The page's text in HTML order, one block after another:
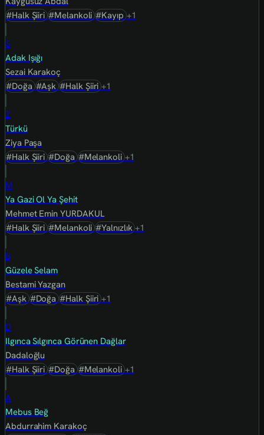
#Halk Şiiri#Melankoli#Kayıp+1
S
Adak Işığı
Sezai Karakoç
#Doğa#Aşk#Halk Şiiri+1
Z
Türkü
Ziya Paşa
#Halk Şiiri#Doğa#Melankoli+1
M
Ya Gazi Ol Ya Şehit
Mehmet Emin YURDAKUL
#Halk Şiiri#Melankoli#Yalnızlık+1
B
Güzele Selam
Bestami Yazgan
#Aşk#Doğa#Halk Şiiri+1
D
Ilgınca Sılgınca Görünen Dağlar
Dadaloğlu
#Halk Şiiri#Doğa#Melankoli+1
A
Mebus Beğ
Abdurrahim Karakoç